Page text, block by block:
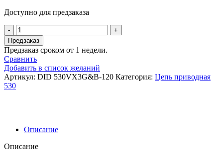
Доступно для предзаказа
Количество
товара
Цепь
приводная
DID530-
VX3
G&B-
120
Предзаказ
Предзаказ сроком от 1 недели.
Сравнить
Добавить в список желаний
Артикул: DID 530VX3G&B-120 Категория: Цепь приводная
530
Описание
Описание